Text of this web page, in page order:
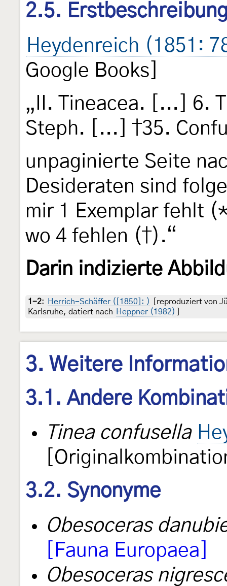
2.5.
Heydenreich (1851:
Google Books]
„II. Tineacea. [...] 6.
Steph. [...] †35.
unpaginierte Seite
Desideraten sind
mir 1 Exemplar fehlt
wo 4 fehlen (†).“
Darin indizierte
1-2: Herrich-Schäffer ([1850]: )
[reproduziert von
Karlsruhe, datiert nach Heppner (1982)
3. Weitere
3.1. Andere
Tinea confusella
3.2. Synonyme
Obesoceras
[Fauna Europaea]
Obesoceras